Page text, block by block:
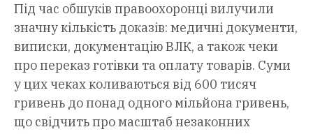
Під час обшуків правоохоронці вилучили
значну кількість доказів: медичні документи,
виписки, документацію ВЛК, а також чеки
про переказ готівки та оплату товарів. Суми
у цих чеках коливаються від 600 тисяч
гривень до понад одного мільйона гривень,
що свідчить про масштаб незаконних